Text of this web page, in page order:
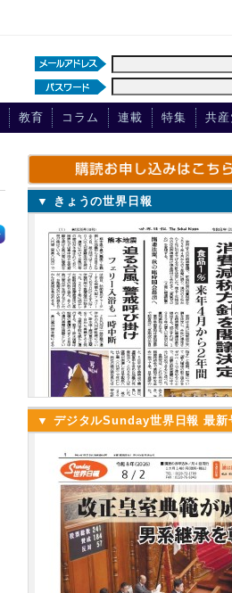
教育 コラム 連載 特集 共産
▼ きょうの世界日報
▼ デジタルSunday世界日報 最新